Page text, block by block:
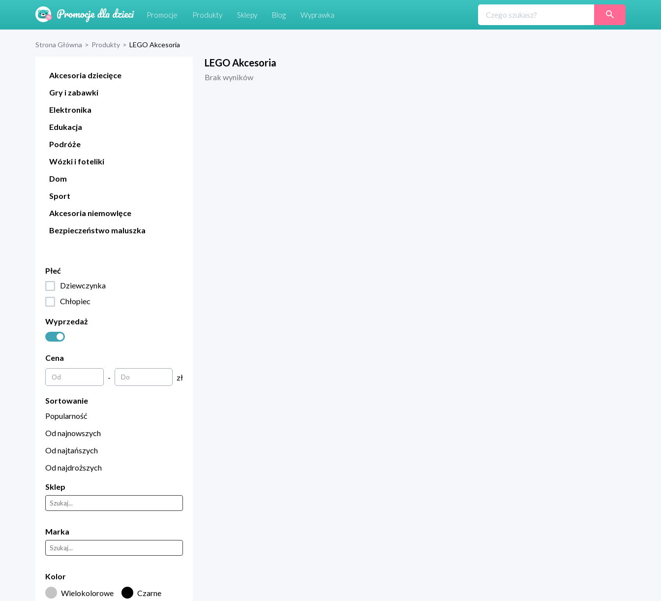
Promocje Produkty Sklepy Blog Wyprawka
Strona Główna > Produkty > LEGO Akcesoria
Akcesoria dziecięce
Gry i zabawki
Elektronika
Edukacja
Podróże
Wózki i foteliki
Dom
Sport
Akcesoria niemowlęce
Bezpieczeństwo maluszka
Płeć
Dziewczynka
Chłopiec
Wyprzedaż
Cena
- zł
Sortowanie
Popularność
Od najnowszych
Od najtańszych
Od najdroższych
Sklep
Marka
Kolor
Wielokolorowe
Czarne
LEGO Akcesoria
Brak wyników